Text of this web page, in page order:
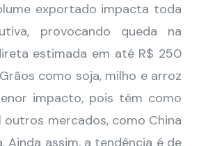
exportado impacta toda
provocando queda na
estimada em até R$ 250
como soja, milho e arroz
impacto, pois têm como
mercados, como China
Ainda assim, a tendência é de